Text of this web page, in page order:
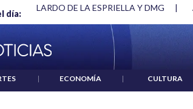
día:
ABELARDO DE LA ESPRIELLA Y DMG |
| ECONOMÍA | CULTURA